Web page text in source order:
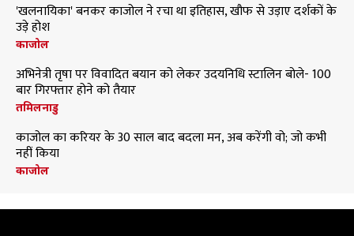
'खलनायिका' बनकर काजोल ने रचा था इतिहास, खौफ से उड़ाए दर्शकों के
उड़े होश
काजोल
अभिनेत्री तृषा पर विवादित बयान को लेकर उदयनिधि स्टालिन बोले- 100
बार गिरफ्तार होने को तैयार
तमिलनाडु
काजोल का करियर के 30 साल बाद बदला मन, अब करेंगी वो; जो कभी
नहीं किया
काजोल